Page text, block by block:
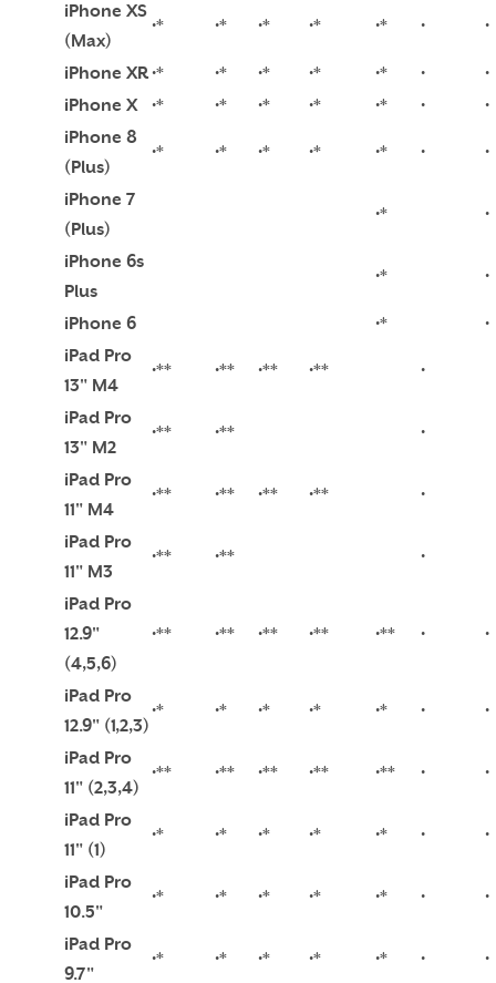
iPhone XS
(Max)
•* •* •* •* •* • •
iPhone XR•* •* •* •* •* •
•
iPhone X
•* •* •* •* •* •
•
iPhone 8
(Plus)
•* •* •* •* •* • •
iPhone 7
(Plus)
•* •
iPhone 6s
Plus
•* •
iPhone 6 •*
•
iPad Pro
13" M4
•** •** •** •** •
iPad Pro
13" M2
•** •** •
iPad Pro
11" M4
•** •** •** •** •
iPad Pro
11" M3
•** •** •
iPad Pro
12.9"
(4,5,6)
•** •** •** •** •** • •
iPad Pro
12.9" (1,2,3)
•* •* •* •* •* • •
iPad Pro
11" (2,3,4)
•** •** •** •** •** • •
iPad Pro
11" (1)
•* •* •* •* •* • •
iPad Pro
10.5"
•* •* •* •* •* • •
iPad Pro
9.7"
•* •* •* •* •* • •